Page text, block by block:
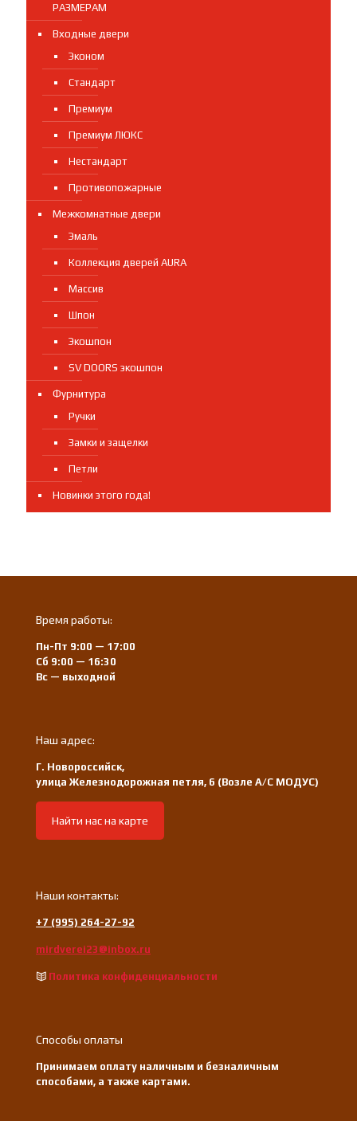
РАЗМЕРАМ
Входные двери
Эконом
Стандарт
Премиум
Премиум ЛЮКС
Нестандарт
Противопожарные
Межкомнатные двери
Эмаль
Коллекция дверей AURA
Массив
Шпон
Экошпон
SV DOORS экошпон
Фурнитура
Ручки
Замки и защелки
Петли
Новинки этого года!
Время работы:
Пн-Пт 9:00 — 17:00
Сб 9:00 — 16:30
Вс — выходной
Наш адрес:
Г. Новороссийск,
улица Железнодорожная петля, 6 (Возле А/С МОДУС)
Найти нас на карте
Наши контакты:
+7 (995) 264-27-92
mirdverei23@inbox.ru
Политика конфиденциальности
Способы оплаты
Принимаем оплату наличным и безналичным
способами, а также картами.